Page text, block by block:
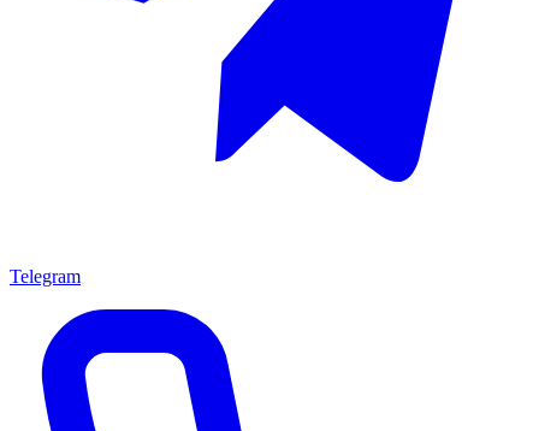
Telegram